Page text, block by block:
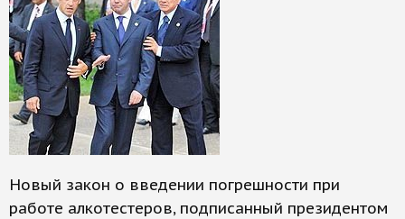
Новый закон о введении погрешно­сти при
работе алкотестеров, подписанный президентом